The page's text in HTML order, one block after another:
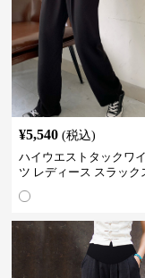
¥5,540 (税込)
ハイウエストタックワ
ツ レディース スラック